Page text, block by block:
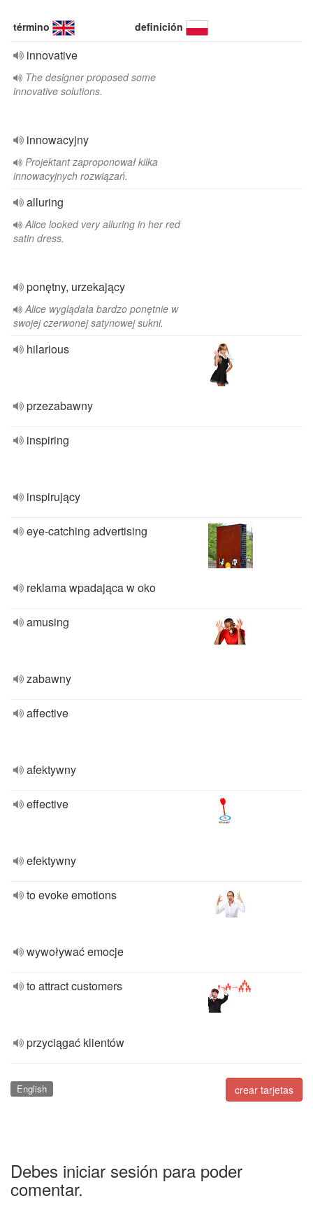
término definición
innovative
The designer proposed some
innovative solutions.
innowacyjny
Projektant zaproponował kilka
innowacyjnych rozwiązań.
alluring
Alice looked very alluring in her red
satin dress.
ponętny, urzekający
Alice wyglądała bardzo ponętnie w
swojej czerwonej satynowej sukni.
hilarious
przezabawny
inspiring
inspirujący
eye-catching advertising
reklama wpadająca w oko
amusing
zabawny
affective
afektywny
effective
efektywny
to evoke emotions
wywoływać emocje
to attract customers
przyciągać klientów
crear tarjetas
English
Debes iniciar sesión para poder
comentar.